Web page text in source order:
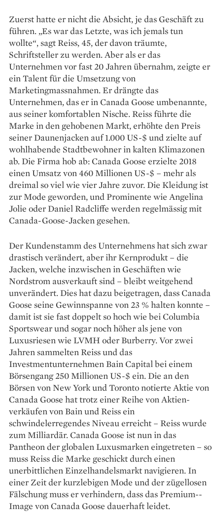
Zuerst hatte er nicht die Absicht, je das ­Geschäft zu
führen. „Es war das Letzte, was ich jemals tun
wollte“, sagt Reiss, 45, der davon träumte,
Schriftsteller zu werden. Aber als er das
Unternehmen vor fast 20 Jahren übernahm, zeigte er
ein Talent für die Umsetzung von
Marketingmassnahmen. Er ­drängte das
Unternehmen, das er in ­Canada ­Goose umbenannte,
aus seiner komfortablen ­Nische. Reiss führte die
Marke in den gehobenen Markt, ­erhöhte den Preis
seiner Daunenjacken auf 1.000 US-$ und zielte auf
wohlhabende Stadt­bewohner in kalten Klimazonen
ab. Die Firma hob ab: Canada Goose erzielte 2018
einen Umsatz von 460 Millionen US-$ – mehr als
dreimal so viel wie vier Jahre zuvor. Die Kleidung ist
zur Mode geworden, und Prominente wie Angelina
Jolie oder Daniel Radcliffe werden regelmässig mit
Canada-Goose-Jacken gesehen.
Der Kundenstamm des Unternehmens hat sich zwar
drastisch verändert, aber ihr Kernprodukt – die
Jacken, welche inzwischen in Geschäften wie
Nordstrom ausverkauft sind – bleibt weitgehend
unverändert. Dies hat dazu beigetragen, dass Canada
Goose seine Gewinnspanne von 23 % halten konnte –
damit ist sie fast doppelt so hoch wie bei Columbia
Sportswear und sogar noch höher als jene von
Luxusriesen wie LVMH oder Burberry. Vor zwei
Jahren sammelten Reiss und das
Investmentunternehmen Bain Capital bei einem
Börsengang 250 Millionen US-$ ein. Die an den
Börsen von New York und Toronto notierte Aktie von
Canada Goose hat trotz einer Reihe von Aktien­
verkäufen von Bain und Reiss ein
schwindelerregendes Niveau erreicht – Reiss wurde
zum Milliardär. Canada Goose ist nun in das
Pantheon der globalen Luxusmarken eingetreten – so
muss Reiss die Marke geschickt durch einen
unerbittlichen Einzelhandelsmarkt navigieren. In
einer Zeit der kurzlebigen Mode und der zügellosen
Fälschung muss er verhindern, dass das Premium-­
Image von Canada Goose dauerhaft leidet.